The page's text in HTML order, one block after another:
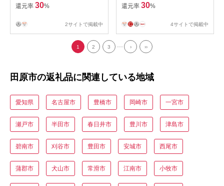
還元率 30%
2サイトで掲載中
還元率 30%
4サイトで掲載中
1 2 3 › ››
田原市の返礼品に関連している地域
愛知県 名古屋市 豊橋市 岡崎市 一宮市
瀬戸市 半田市 春日井市 豊川市 津島市
碧南市 刈谷市 豊田市 安城市 西尾市
蒲郡市 犬山市 常滑市 江南市 小牧市